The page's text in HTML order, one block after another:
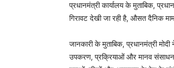
प्रधानमंत्री कार्यालय के मुताबिक,
गिरावट देखी जा रही है, औसत दैनिक
जानकारी के मुताबिक, प्रधानमंत्री
उपकरण, प्रक्रियाओं और मानव संसाधन